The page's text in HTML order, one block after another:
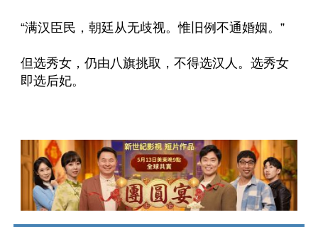
“满汉臣民，朝廷从无歧视。惟旧例不通婚姻。”
但选秀女，仍由八旗挑取，不得选汉人。选秀女
即选后妃。